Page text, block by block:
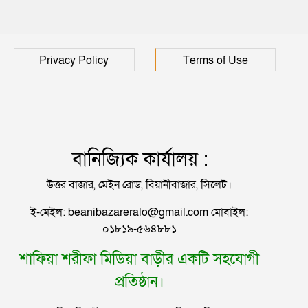
Privacy Policy Terms of Use
বানিজ্যিক কার্যালয় :
উত্তর বাজার, মেইন রোড, বিয়ানীবাজার, সিলেট।
ই-মেইল: beanibazareralo@gmail.com মোবাইল:
০১৮১৯-৫৬৪৮৮১
শাফিয়া শরীফা মিডিয়া বাড়ীর একটি সহযোগী
প্রতিষ্ঠান।